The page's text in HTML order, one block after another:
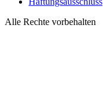
Alle Rechte vorbehalten